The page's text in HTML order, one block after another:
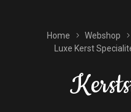
Home Webshop
Luxe Kerst